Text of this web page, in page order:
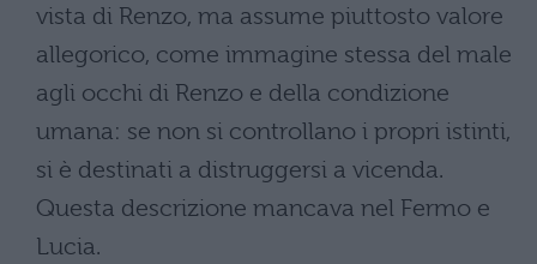
vista di Renzo, ma assume piuttosto valore
allegorico, come immagine stessa del male
agli occhi di Renzo e della condizione
umana: se non si controllano i propri istinti,
si è destinati a distruggersi a vicenda.
Questa descrizione mancava nel Fermo e
Lucia.